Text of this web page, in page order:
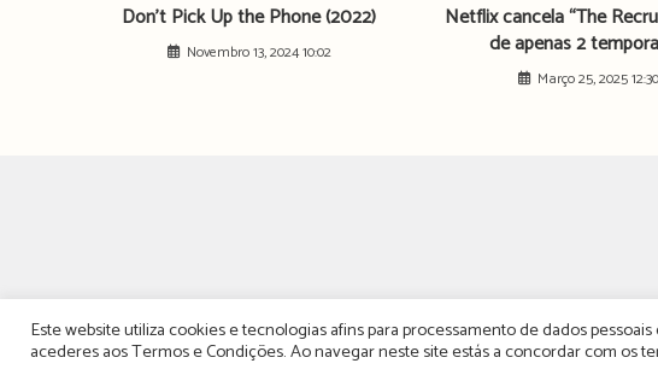
Don’t Pick Up the Phone (2022)
Novembro 13, 2024 10:02
Netflix cancela “The
de apenas 2
Março 25, 2025 12:30
Este website utiliza cookies e tecnologias afins para processamento de dados
acederes aosTermos e Condições. Ao navegar neste site estás a concordar com os